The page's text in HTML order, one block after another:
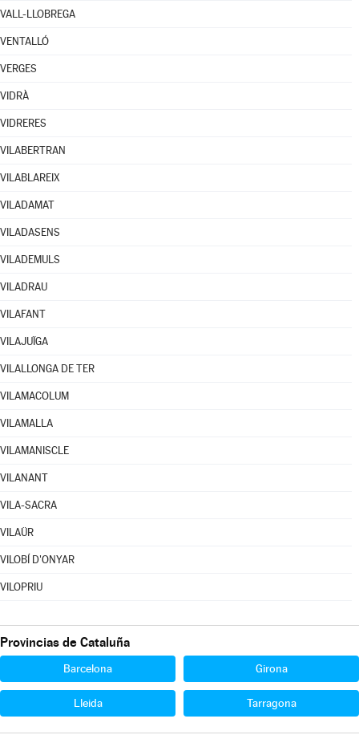
VALL-LLOBREGA
VENTALLÓ
VERGES
VIDRÀ
VIDRERES
VILABERTRAN
VILABLAREIX
VILADAMAT
VILADASENS
VILADEMULS
VILADRAU
VILAFANT
VILAJUÏGA
VILALLONGA DE TER
VILAMACOLUM
VILAMALLA
VILAMANISCLE
VILANANT
VILA-SACRA
VILAÜR
VILOBÍ D'ONYAR
VILOPRIU
Provincias de Cataluña
Barcelona Girona
Lleida Tarragona